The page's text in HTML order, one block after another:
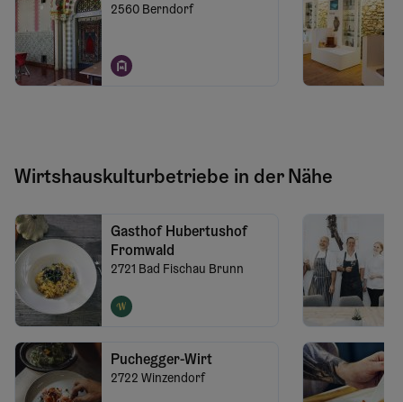
2560 Berndorf
Wirtshauskulturbetriebe in der Nähe
Gasthof Hubertushof
Fromwald
2721 Bad Fischau Brunn
Puchegger-Wirt
2722 Winzendorf